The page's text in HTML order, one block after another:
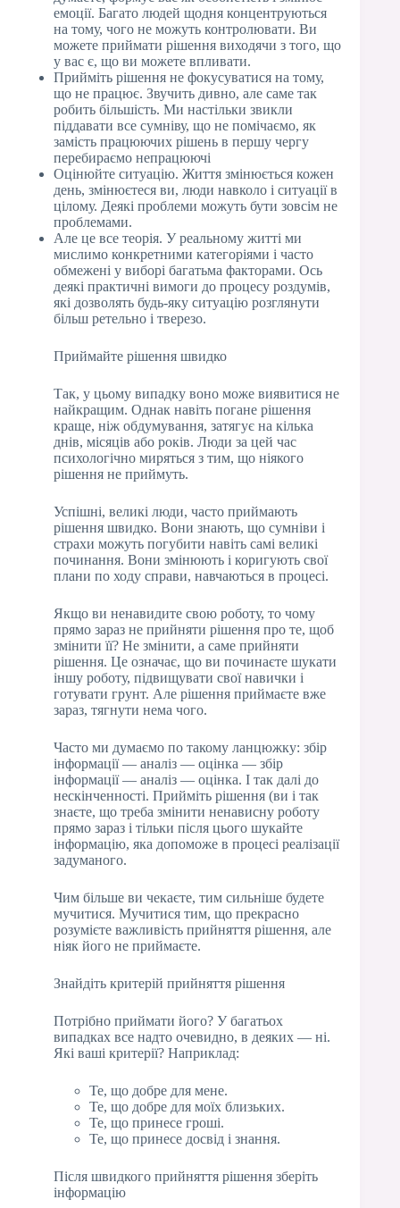
емоції. Багато людей щодня концентруються
на тому, чого не можуть контролювати. Ви
можете приймати рішення виходячи з того, що
у вас є, що ви можете впливати.
Прийміть рішення не фокусуватися на тому,
що не працює. Звучить дивно, але саме так
робить більшість. Ми настільки звикли
піддавати все сумніву, що не помічаємо, як
замість працюючих рішень в першу чергу
перебираємо непрацюючі
Оцінюйте ситуацію. Життя змінюється кожен
день, змінюєтеся ви, люди навколо і ситуації в
цілому. Деякі проблеми можуть бути зовсім не
проблемами.
Але це все теорія. У реальному житті ми
мислимо конкретними категоріями і часто
обмежені у виборі багатьма факторами. Ось
деякі практичні вимоги до процесу роздумів,
які дозволять будь-яку ситуацію розглянути
більш ретельно і тверезо.
Приймайте рішення швидко
Так, у цьому випадку воно може виявитися не
найкращим. Однак навіть погане рішення
краще, ніж обдумування, затягує на кілька
днів, місяців або років. Люди за цей час
психологічно миряться з тим, що ніякого
рішення не приймуть.
Успішні, великі люди, часто приймають
рішення швидко. Вони знають, що сумніви і
страхи можуть погубити навіть самі великі
починання. Вони змінюють і коригують свої
плани по ходу справи, навчаються в процесі.
Якщо ви ненавидите свою роботу, то чому
прямо зараз не прийняти рішення про те, щоб
змінити її? Не змінити, а саме прийняти
рішення. Це означає, що ви починаєте шукати
іншу роботу, підвищувати свої навички і
готувати грунт. Але рішення приймаєте вже
зараз, тягнути нема чого.
Часто ми думаємо по такому ланцюжку: збір
інформації — аналіз — оцінка — збір
інформації — аналіз — оцінка. І так далі до
нескінченності. Прийміть рішення (ви і так
знаєте, що треба змінити ненависну роботу
прямо зараз і тільки після цього шукайте
інформацію, яка допоможе в процесі реалізації
задуманого.
Чим більше ви чекаєте, тим сильніше будете
мучитися. Мучитися тим, що прекрасно
розумієте важливість прийняття рішення, але
ніяк його не приймаєте.
Знайдіть критерій прийняття рішення
Потрібно приймати його? У багатьох
випадках все надто очевидно, в деяких — ні.
Які ваші критерії? Наприклад:
Те, що добре для мене.
Те, що добре для моїх близьких.
Те, що принесе гроші.
Те, що принесе досвід і знання.
Після швидкого прийняття рішення зберіть
інформацію